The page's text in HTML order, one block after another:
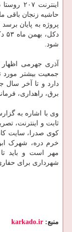
حاشیه زنجان باقی
شود.
آذری جهرمی
جمعیت بیشتر مورد
دارد و تا آخر سال
برق، راهداری،
وی با اشاره به
کوی صدرا، سایت
خرم دره، شهرک
شهرداری برای
منبع: karkado.ir